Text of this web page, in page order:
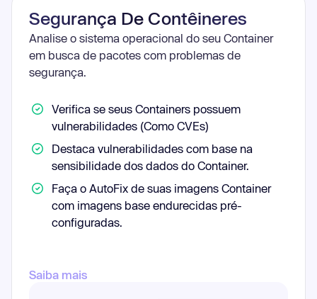
Segurança De Contêineres
Analise o sistema operacional do seu Container
em busca de pacotes com problemas de
segurança.
Verifica se seus Containers possuem
vulnerabilidades (Como CVEs)
Destaca vulnerabilidades com base na
sensibilidade dos dados do Container.
Faça o AutoFix de suas imagens Container
com imagens base endurecidas pré-
configuradas.
Saiba mais